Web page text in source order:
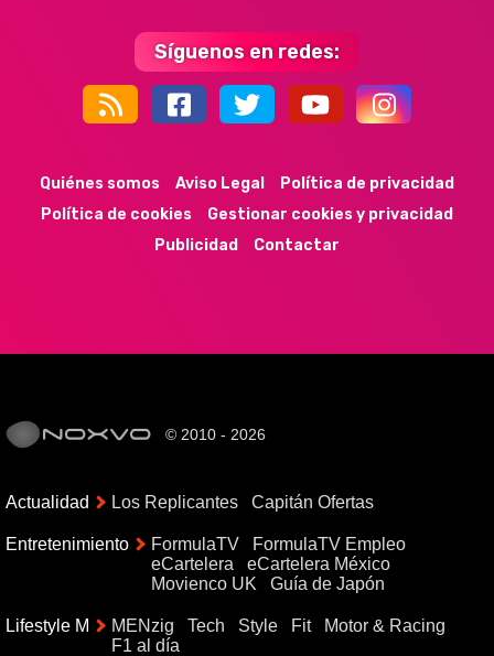
Síguenos en redes:
44k 9k 35k 352
Quiénes somos Aviso Legal
Política de privacidad
Política de cookies
Gestionar cookies y privacidad
Publicidad
Contactar
© 2010 - 2026
Actualidad Los Replicantes Capitán Ofertas
Entretenimiento FormulaTV
FormulaTV Empleo
eCartelera
eCartelera México
Movienco UK
Guía de Japón
Lifestyle M MENzig Tech Style Fit
Motor & Racing
F1 al día